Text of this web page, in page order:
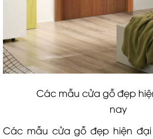
Các mẫu cửa gỗ đẹp hiện
nay
Các mẫu cửa gỗ đẹp hiện